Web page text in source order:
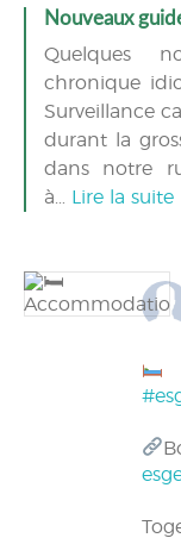
Nouveaux
Quelques
chronique
Surveillance
durant la
dans notre
à… Lire la suite